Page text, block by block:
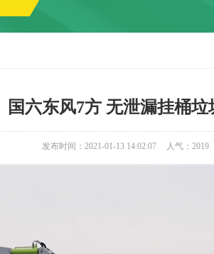
国六东风7方 无泄漏挂桶垃
发布时间：2021-01-13 14:02:07 人气： 2019